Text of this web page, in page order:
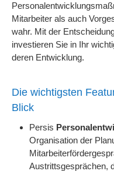
Mitarbeiter als auch
wahr. Mit der
investieren Sie in Ihr
deren Entwicklung.
Die wichtigsten
Blick
Persis
Organisation der
Austrittsgesprächen,